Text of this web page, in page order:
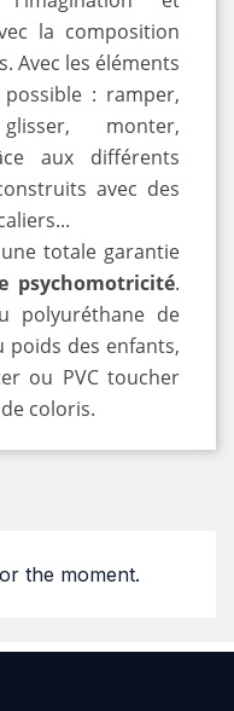
la composition
Avec les éléments
: ramper,
monter,
aux différents
avec des
totale garantie
psychomotricité.
polyuréthane de
poids des enfants,
ou PVC toucher
coloris.
the moment.